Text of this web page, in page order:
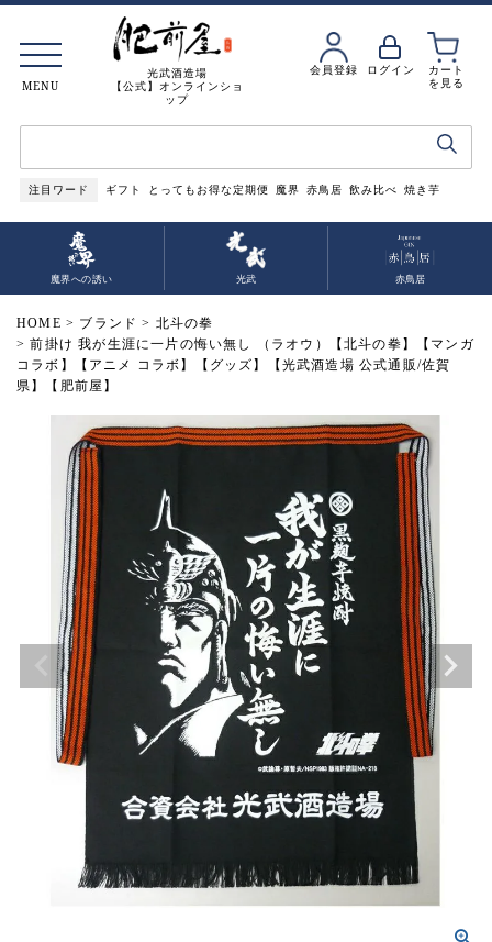
光武酒造場
【公式】オンラインショ
ップ
会員登録 ログイン
カート
を見る
注目ワード ギフト とってもお得な定期便 魔界 赤鳥居 飲み比べ 焼き芋
MENU
魔界への誘い 光武 赤鳥居
HOME ブランド
北斗の拳
前掛け 我が生涯に一片の悔い無し （ラオウ）【北斗の拳】【マンガ
コラボ】【アニメ コラボ】【グッズ】【光武酒造場 公式通販/佐賀
県】【肥前屋】